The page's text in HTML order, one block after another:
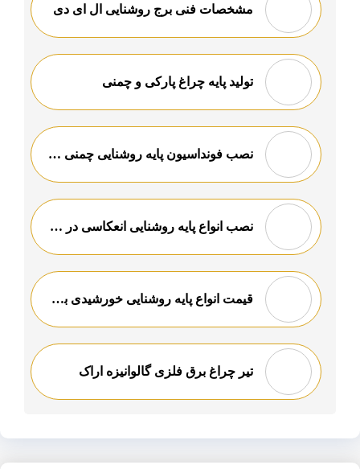
مشخصات فنی برج روشنایی ال ای دی
تولید پایه چراغ پارکی و چمنی
نصب فونداسیون پایه روشنایی چمنی ارزان قیمت
نصب انواع پایه روشنایی انعکاسی در شیراز
قیمت انواع پایه روشنایی خورشیدی باکیفیت
تیر چراغ برق فلزی گالوانیزه اراک